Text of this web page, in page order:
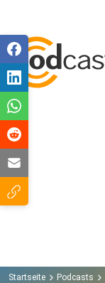
Startseite Podcasts